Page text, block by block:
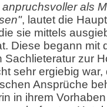
als
, lautet die
sie mittels
Diese begann mit
Sachlieteratur zur
sehr ergiebig war,
Ansprüche
in ihrem